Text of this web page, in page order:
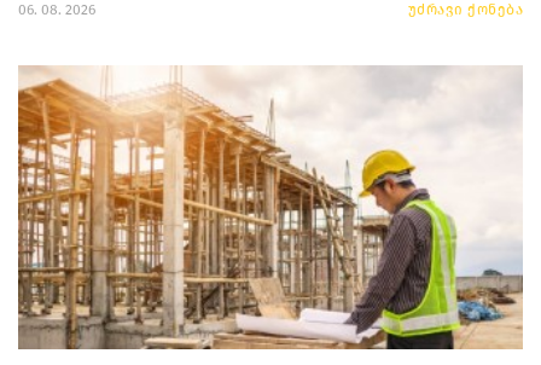
06. 08. 2026 უძრავი ქონება